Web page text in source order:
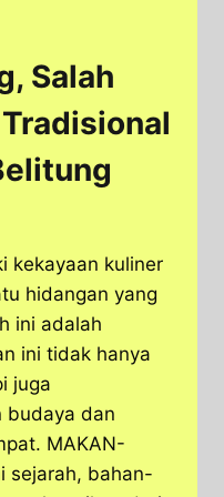
Salah
kekayaan kuliner
hidangan yang
ini adalah
ini tidak hanya
juga
budaya dan
MAKAN-
sejarah, bahan-